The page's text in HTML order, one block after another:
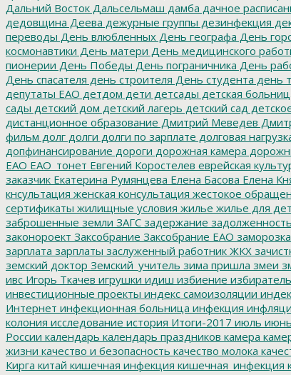
Дальний Восток Дальсельмаш дамба дачное
дедовщина Деева дежурные группы дезинфекция
переводы День влюбленных День географа День
космонавтики День матери День медицинского
пионерии День Победы День пограничника День
День спасателя день строителя День студента день
депутаты ЕАО детдом дети детсады детская
сады детский дом детский лагерь детский сад
дистанционное образование Дмитрий Меведев
фильм долг долги долги по зарплате долговая
допфинансирование дороги дорожная камера
ЕАО ЕАО_тонет Евгений Коростелев еврейская
заказчик Екатерина Румянцева Елена Басова Елена
кнсультация женская консультация жестокое
сертификаты жилищные условия жилье жилье для
заброшенные земли ЗАГС задержание задолженность
законороект Заксобрание Заксобрание ЕАО
зарплата зарплаты заслуженный работник ЖКХ
земский доктор Земский_учитель зима пришла змеи
ивс Игорь Ткачев игрушки идиш избиение
инвестиционные проекты индекс самоизоляции
Интернет инфекционная больница инфекция
колония исследование история Итоги-2017 июль июнь
России календарь календарь праздников камера
жизни качество и безопасность качество молока
Кирга китай кишечная инфекция кишечная_инфекция